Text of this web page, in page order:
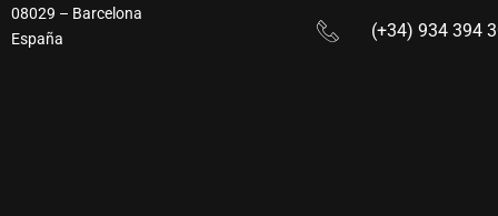
08029 – Barcelona
España
(+34) 934 394